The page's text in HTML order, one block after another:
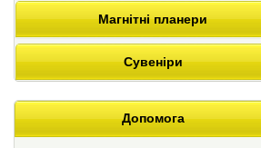
Магнітні планери
Сувеніри
Допомога